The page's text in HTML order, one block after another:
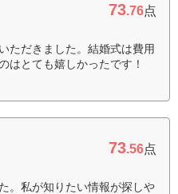
73.76点
ただきました。結婚式は費用
はとても嬉しかったです！
73.56点
。私が知りたい情報が探しや